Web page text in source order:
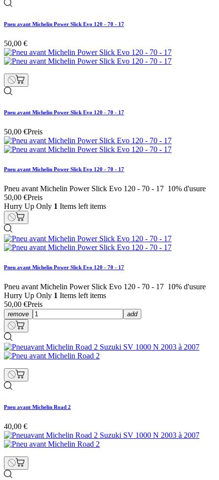
Pneu avant Michelin Power Slick Evo 120 - 70 - 17
50,00 €
Pneu avant Michelin Power Slick Evo 120 - 70 - 17
50,00 €Preis
Pneu avant Michelin Power Slick Evo 120 - 70 - 17
Pneu avant Michelin Power Slick Evo 120 - 70 - 17 10% d'usure
50,00 €Preis
Hurry Up Only 1 Items left items
Pneu avant Michelin Power Slick Evo 120 - 70 - 17
Pneu avant Michelin Power Slick Evo 120 - 70 - 17 10% d'usure
Hurry Up Only 1 Items left items
50,00 €Preis
remove add
Pneu avant Michelin Road 2
40,00 €